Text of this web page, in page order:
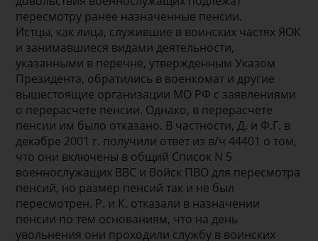
пересмотру ранее назначенные пенсии.
Истцы, как лица, служившие в воинских частях ЯОК
и занимавшиеся видами деятельности,
указанными в перечне, утвержденным Указом
Президента, обратились в военкомат и другие
вышестоящие организации МО РФ с заявлениями
о перерасчете пенсии. Однако, в перерасчете
пенсии им было отказано. В частности, Д. и Ф.Г. в
декабре 2001 г. получили ответ из в/ч 44401 о том,
что они включены в общий Список N 5
военнослужащих ВВС и Войск ПВО для пересмотра
пенсий, но размер пенсий так и не был
пересмотрен. Р. и К. отказали в назначении
пенсии по тем основаниям, что на день
увольнения они проходили службу в воинских